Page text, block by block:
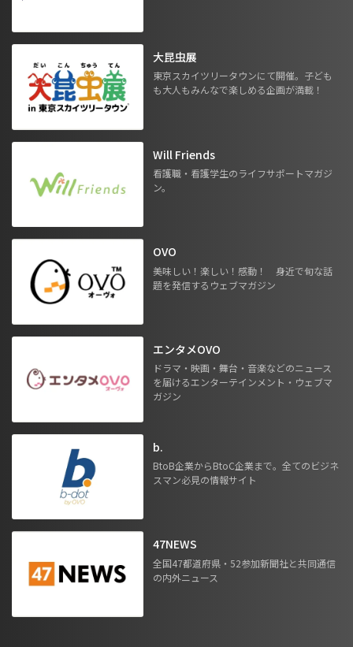
大昆虫展
東京スカイツリータウンにて開催。子ども
も大人もみんなで楽しめる企画が満載！
Will Friends
看護職・看護学生のライフサポートマガジ
ン。
OVO
美味しい！楽しい！感動！ 身近で旬な話
題を発信するウェブマガジン
エンタメOVO
ドラマ・映画・舞台・音楽などのニュース
を届けるエンターテインメント・ウェブマ
ガジン
b.
BtoB企業からBtoC企業まで。全てのビジネ
スマン必見の情報サイト
47NEWS
全国47都道府県・52参加新聞社と共同通信
の内外ニュース